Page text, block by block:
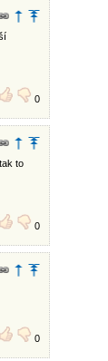
0
to
0
0